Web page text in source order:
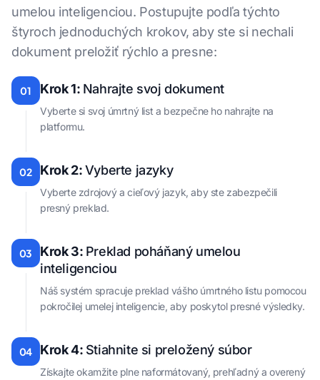
umelou inteligenciou. Postupujte podľa týchto
štyroch jednoduchých krokov, aby ste si nechali
dokument preložiť rýchlo a presne:
01 Krok 1: Nahrajte svoj dokument
Vyberte si svoj úmrtný list a bezpečne ho nahrajte na
platformu.
02 Krok 2:Vyberte jazyky
Vyberte zdrojový a cieľový jazyk, aby ste zabezpečili
presný preklad.
03 Krok 3: Preklad poháňaný umelou
inteligenciou
Náš systém spracuje preklad vášho úmrtného listu pomocou
pokročilej umelej inteligencie, aby poskytol presné výsledky.
04 Krok 4: Stiahnite si preložený súbor
Získajte okamžite plne naformátovaný, prehľadný a overený